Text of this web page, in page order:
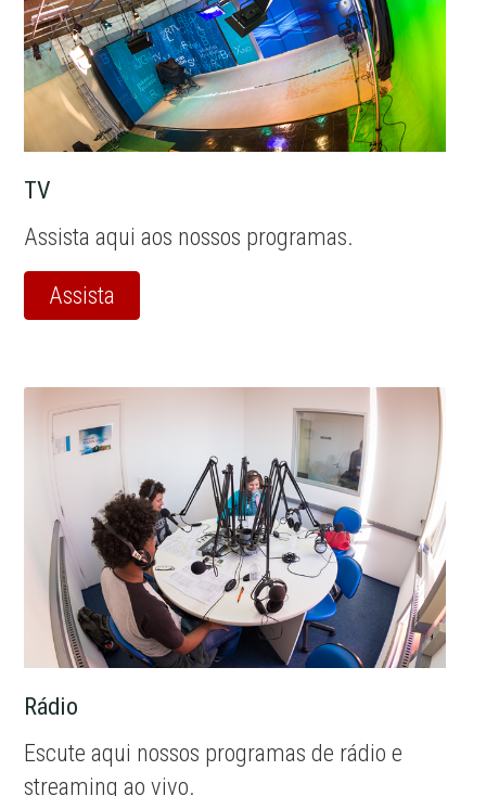
TV
Assista aqui aos nossos programas.
Assista
Rádio
Escute aqui nossos programas de rádio e
streaming ao vivo.